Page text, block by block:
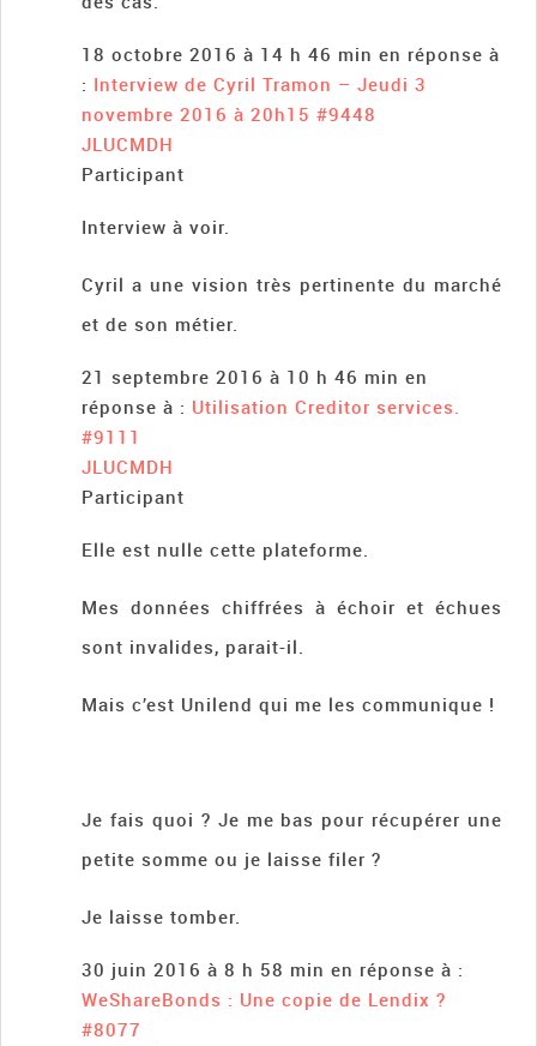
18 octobre 2016 à 14 h 46 min en réponse à
: Interview de Cyril Tramon – Jeudi 3
novembre 2016 à 20h15 #9448
JLUCMDH
Participant
Interview à voir.
Cyril a une vision très pertinente du marché
et de son métier.
21 septembre 2016 à 10 h 46 min en
réponse à : Utilisation Creditor services.
#9111
JLUCMDH
Participant
Elle est nulle cette plateforme.
Mes données chiffrées à échoir et échues
sont invalides, parait-il.
Mais c’est Unilend qui me les communique !
Je fais quoi ? Je me bas pour récupérer une
petite somme ou je laisse filer ?
Je laisse tomber.
30 juin 2016 à 8 h 58 min en réponse à :
WeShareBonds : Une copie de Lendix ?
#8077